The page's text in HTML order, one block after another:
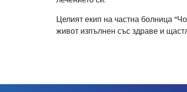
Целият екип на частна болница
живот изпълнен със здраве и